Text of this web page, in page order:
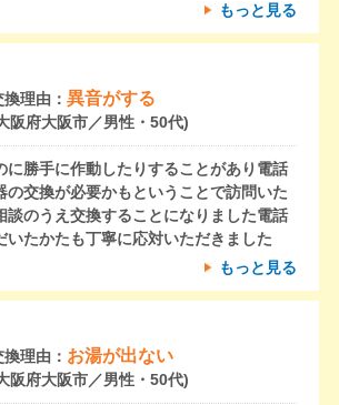
もっと見る
換理由： 異音がする
阪府大阪市／男性・50代)
に勝手に作動したりすることがあり電話
の交換が必要かもということで訪問いた
談のうえ交換することになりました電話
いたかたも丁寧に応対いただきました
もっと見る
換理由： お湯が出ない
阪府大阪市／男性・50代)